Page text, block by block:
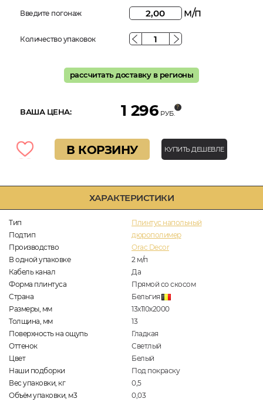
ХАРАКТЕРИСТИКИ
Тип
Плинтус напольный
Подтип
дюрополимер
Производство
Orac Decor
В одной упаковке
2 м/п
Кабель канал
Да
Форма плинтуса
Прямой со скосом
Страна
Бельгия
Размеры, мм
13х110х2000
Толщина, мм
13
Поверхность на ощупь
Гладкая
Оттенок
Светлый
Цвет
Белый
Наши подборки
Под покраску
Вес упаковки, кг
0,5
Объём упаковки, м3
0,03
Введите погонаж м/п
Количество упаковок
рассчитать доставку в регионы
ВАША ЦЕНА: 1 296 РУБ.
В КОРЗИНУ КУПИТЬ ДЕШЕВЛЕ